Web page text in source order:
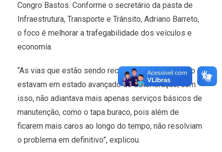
Congro Bastos. Conforme o secretário da pasta de
Infraestrutura, Transporte e Trânsito, Adriano Barreto,
o foco é melhorar a trafegabilidade dos veículos e
economia.
“As vias que estão sendo recapeadas nessa região
estavam em estado avançado de deterioração; com
isso, não adiantava mais apenas serviços básicos de
manutenção, como o tapa buraco, pois além de
ficarem mais caros ao longo do tempo, não resolviam
o problema em definitivo”, explicou.